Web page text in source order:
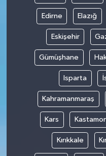
Edirne Elazığ
Eskişehir
Gümüşhane
Isparta
Kahramanmaraş
Kars
Kırıkkale